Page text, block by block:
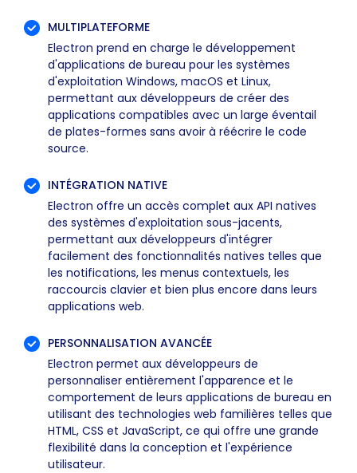
MULTIPLATEFORME
Electron prend en charge le développement
d'applications de bureau pour les systèmes
d'exploitation Windows, macOS et Linux,
permettant aux développeurs de créer des
applications compatibles avec un large éventail
de plates-formes sans avoir à réécrire le code
source.
INTÉGRATION NATIVE
Electron offre un accès complet aux API natives
des systèmes d'exploitation sous-jacents,
permettant aux développeurs d'intégrer
facilement des fonctionnalités natives telles que
les notifications, les menus contextuels, les
raccourcis clavier et bien plus encore dans leurs
applications web.
PERSONNALISATION AVANCÉE
Electron permet aux développeurs de
personnaliser entièrement l'apparence et le
comportement de leurs applications de bureau en
utilisant des technologies web familières telles que
HTML, CSS et JavaScript, ce qui offre une grande
flexibilité dans la conception et l'expérience
utilisateur.